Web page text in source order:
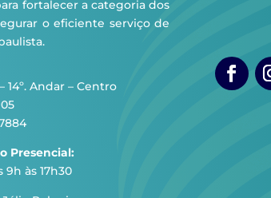
fortalecer a categoria dos
o eficiente serviço de
14º. Andar – Centro
Presencial:
9h às 17h30